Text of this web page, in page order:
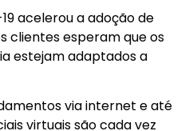
acelerou a adoção de
clientes esperam que os
estejam adaptados a
via internet e até
virtuais são cada vez